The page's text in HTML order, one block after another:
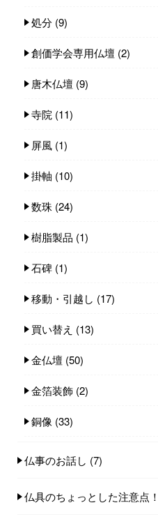
処分 (9)
創価学会専用仏壇 (2)
唐木仏壇 (9)
寺院 (11)
屏風 (1)
掛軸 (10)
数珠 (24)
樹脂製品 (1)
石碑 (1)
移動・引越し (17)
買い替え (13)
金仏壇 (50)
金箔装飾 (2)
銅像 (33)
仏事のお話し (7)
仏具のちょっとした注意点！